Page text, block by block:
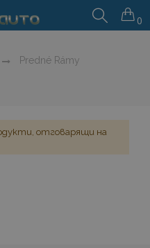
0
Predné Rámy
отговарящи на